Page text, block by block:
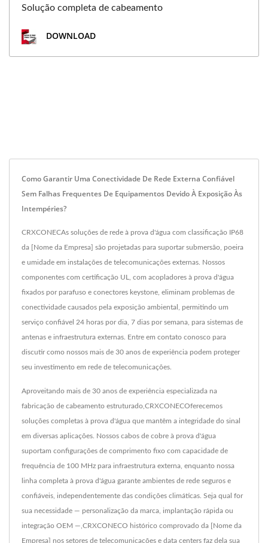
Solução completa de cabeamento
DOWNLOAD
Como Garantir Uma Conectividade De Rede Externa Confiável
Sem Falhas Frequentes De Equipamentos Devido À Exposição Às
Intempéries?
CRXCONECAs soluções de rede à prova d'água com classificação IP68
da [Nome da Empresa] são projetadas para suportar submersão, poeira
e umidade em instalações de telecomunicações externas. Nossos
componentes com certificação UL, com acopladores à prova d'água
fixados por parafuso e conectores keystone, eliminam problemas de
conectividade causados ​​pela exposição ambiental, permitindo um
serviço confiável 24 horas por dia, 7 dias por semana, para sistemas de
antenas e infraestrutura externas. Entre em contato conosco para
discutir como nossos mais de 30 anos de experiência podem proteger
seu investimento em rede de telecomunicações.
Aproveitando mais de 30 anos de experiência especializada na
fabricação de cabeamento estruturado,CRXCONECOferecemos
soluções completas à prova d'água que mantêm a integridade do sinal
em diversas aplicações. Nossos cabos de cobre à prova d'água
suportam configurações de comprimento fixo com capacidade de
frequência de 100 MHz para infraestrutura externa, enquanto nossa
linha completa à prova d'água garante ambientes de rede seguros e
confiáveis, independentemente das condições climáticas. Seja qual for
sua necessidade — personalização da marca, implantação rápida ou
integração OEM —,CRXCONECO histórico comprovado da [Nome da
Empresa] nos setores de telecomunicações e data centers faz dela sua